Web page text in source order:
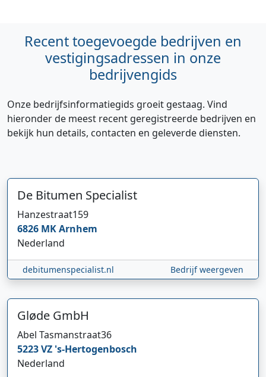
Recent toegevoegde bedrijven en
vestigingsadressen in onze
bedrijvengids
Onze bedrijfsinformatiegids groeit gestaag. Vind
hieronder de meest recent geregistreerde bedrijven en
bekijk hun details, contacten en geleverde diensten.
De Bitumen Specialist
Hanzestraat159
6826 MKArnhem
Nederland
debitumenspecialist.nl Bedrijf weergeven
Gløde GmbH
Abel Tasmanstraat36
5223 VZ 's-Hertogenbosch
Nederland